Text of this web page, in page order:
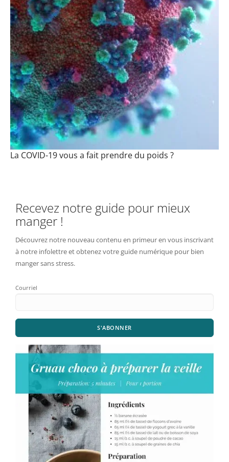
La COVID-19 vous a fait prendre du poids ?
Recevez notre guide pour mieux
manger !
Découvrez notre nouveau contenu en primeur en vous inscrivant
à notre infolettre et obtenez votre guide numérique pour bien
manger sans stress.
Courriel
S'ABONNER